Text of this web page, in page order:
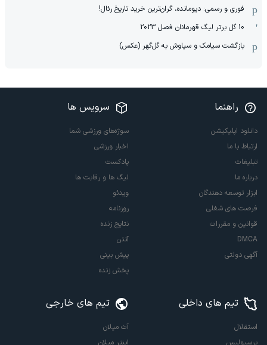
فوری و رسمی: دیومانده، گران‌ترین خرید تاریخ رئال!
10 گل برتر لیگ قهرمانان فصل 2023
بازگشت سیامک و سیاوش به گل‌گهر (عکس)
راهنما
دانلود اپلیکیشن
ارتباط با ما
تبلیغات
درباره ما
ابزار توسعه دهندگان
فرصت های شغلی
قوانین و مقررات
DMCA
آگهی دولتی
سرویس ها
سوژه‌های ورزشی شما
اخبار ورزشی
پادکست
لیگ ها و رقابت ها
ویدئو
روزنامه
نتایج زنده
آنتن
پیش بینی
پخش زنده
تیم های داخلی
استقلال
پرسپولیس
تیم های خارجی
آث میلان
اینتر میلان